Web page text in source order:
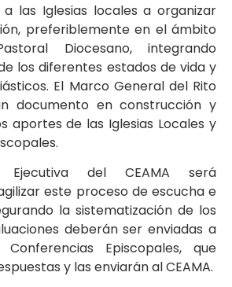
a las Iglesias locales a organizar
preferiblemente en el ámbito
Diocesano, integrando
los diferentes estados de vida y
El Marco General del Rito
documento en construcción y
aportes de las Iglesias Locales y
Ejecutiva del CEAMA será
este proceso de escucha e
la sistematización de los
deberán ser enviadas a
Episcopales, que
y las enviarán al CEAMA.